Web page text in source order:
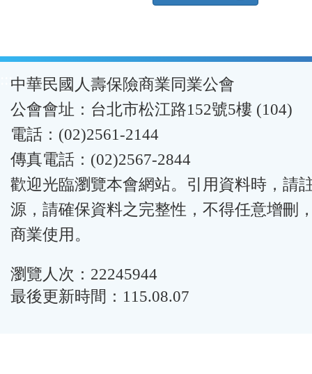
:::中華民國人壽保險商業同業公會
公會會址：台北市松江路152號5樓 (104)
電話：(02)2561-2144
傳真電話：(02)2567-2844
歡迎光臨瀏覽本會網站。引用資料時，請
源，請確保資料之完整性，不得任意增刪
商業使用。
瀏覽人次：22245944
最後更新時間：115.08.07